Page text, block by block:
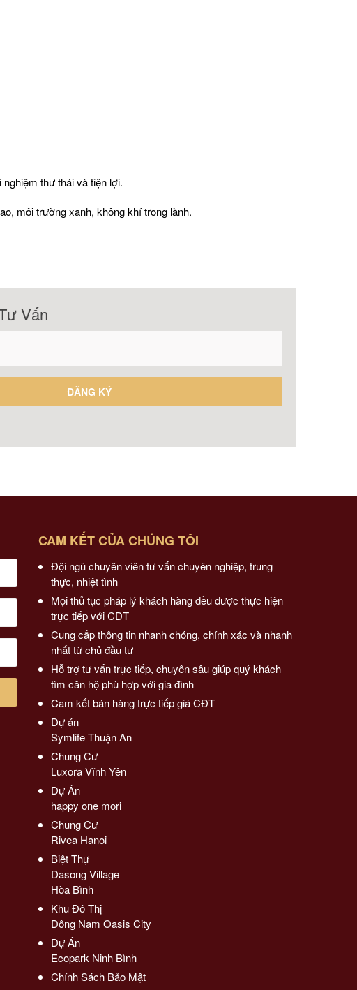
thư thái và tiện lợi.
môi trường xanh, không khí trong lành.
Vấn
CAM KẾT CỦA CHÚNG TÔI
Đội ngũ chuyên viên tư vấn chuyên nghiệp, trung
thực, nhiệt tình
Mọi thủ tục pháp lý khách hàng đều được thực hiện
trực tiếp với CĐT
Cung cấp thông tin nhanh chóng, chính xác và nhanh
nhất từ chủ đầu tư
Hỗ trợ tư vấn trực tiếp, chuyên sâu giúp quý khách
tìm căn hộ phù hợp với gia đình
Cam kết bán hàng trực tiếp giá CĐT
Dự án
Symlife Thuận An
Chung Cư
Luxora Vĩnh Yên
Dự Án
happy one mori
Chung Cư
Rivea Hanoi
Biệt Thự
Dasong Village
Hòa Bình
Khu Đô Thị
Đông Nam Oasis City
Dự Án
Ecopark Ninh Bình
Chính Sách Bảo Mật